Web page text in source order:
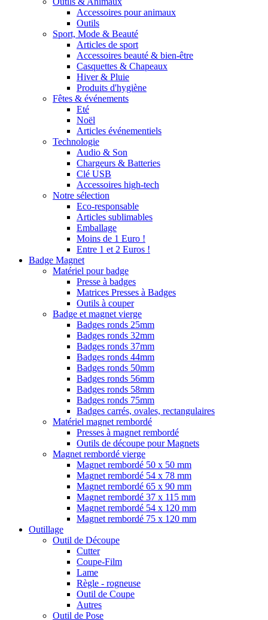
Accessoires pour animaux
Outils
Sport, Mode & Beauté
Articles de sport
Accessoires beauté & bien-être
Casquettes & Chapeaux
Hiver & Pluie
Produits d'hygiène
Fêtes & événements
Eté
Noël
Articles événementiels
Technologie
Audio & Son
Chargeurs & Batteries
Clé USB
Accessoires high-tech
Notre sélection
Eco-responsable
Articles sublimables
Emballage
Moins de 1 Euro !
Entre 1 et 2 Euros !
Badge Magnet
Matériel pour badge
Presse à badges
Matrices Presses à Badges
Outils à couper
Badge et magnet vierge
Badges ronds 25mm
Badges ronds 32mm
Badges ronds 37mm
Badges ronds 44mm
Badges ronds 50mm
Badges ronds 56mm
Badges ronds 58mm
Badges ronds 75mm
Badges carrés, ovales, rectangulaires
Matériel magnet rembordé
Presses à magnet rembordé
Outils de découpe pour Magnets
Magnet rembordé vierge
Magnet rembordé 50 x 50 mm
Magnet rembordé 54 x 78 mm
Magnet rembordé 65 x 90 mm
Magnet rembordé 37 x 115 mm
Magnet rembordé 54 x 120 mm
Magnet rembordé 75 x 120 mm
Outillage
Outil de Découpe
Cutter
Coupe-Film
Lame
Règle - rogneuse
Outil de Coupe
Autres
Outil de Pose